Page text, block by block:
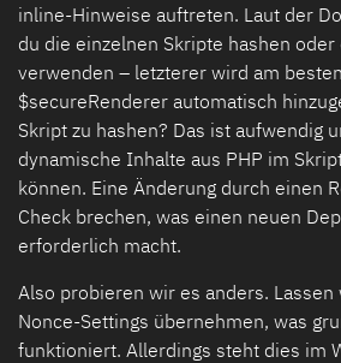
inline-Hinweise auftreten. Laut der
du die einzelnen Skripte hashen oder
verwenden – letzterer wird am
$secureRenderer automatisch
Skript zu hashen? Das ist aufwendig
dynamische Inhalte aus PHP im
können. Eine Änderung durch einen
Check brechen, was einen neuen
erforderlich macht.
Also probieren wir es anders. Lassen
Nonce-Settings übernehmen, was
funktioniert. Allerdings steht dies im